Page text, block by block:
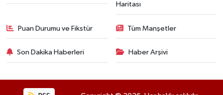
Haritası
Puan Durumu ve Fikstür Tüm Manşetler
Son Dakika Haberleri Haber Arşivi